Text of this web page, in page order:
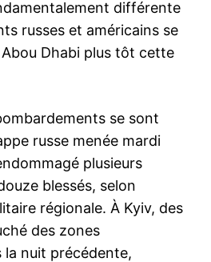
différente
russes et américains se
Dhabi plus tôt cette
se sont
russe menée mardi
plusieurs
blessés, selon
régionale. À Kyiv, des
des zones
la nuit précédente,